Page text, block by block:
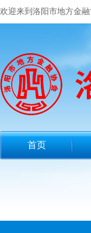
欢迎来到洛阳市地方金融
首页